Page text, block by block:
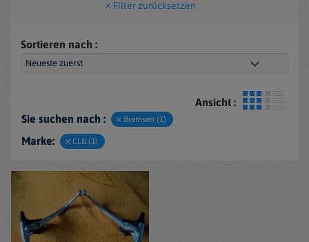
Filter zurücksetzen
Sortieren nach :
Ansicht :
Sie suchen nach :
Bremsen (1)
Marke: CLB (1)